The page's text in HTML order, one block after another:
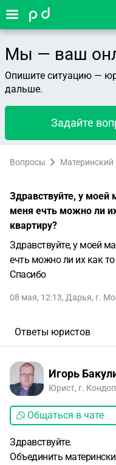
Мы — ваш
Опишите ситуацию —
дальше.
Задайте
Вопросы Материнский
Здравствуйте, у моей
меня ечть можно ли
квартиру?
Здравствуйте, у моей
ечть можно ли их как
Спасибо
08 мая, 12:13, Дарья, г.
Ответы юристов
Игорь
Юрист, г.
Общаться в чате
Здравствуйте.
Объединить